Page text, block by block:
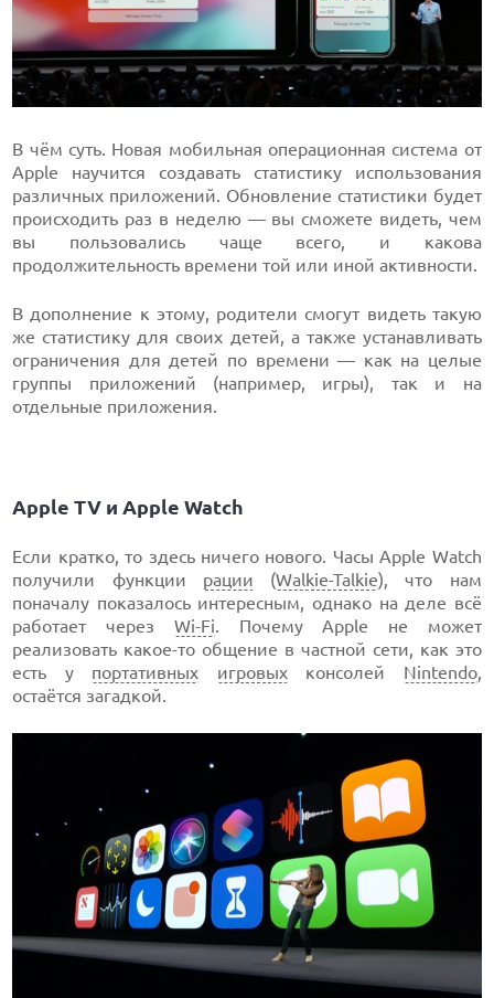
В чём суть. Новая мобильная операционная система от
Apple научится создавать статистику использования
различных приложений. Обновление статистики будет
происходить раз в неделю — вы сможете видеть, чем
вы пользовались чаще всего, и какова
продолжительность времени той или иной активности.
В дополнение к этому, родители смогут видеть такую
же статистику для своих детей, а также устанавливать
ограничения для детей по времени — как на целые
группы приложений (например, игры), так и на
отдельные приложения.
Apple TV и Apple Watch
Если кратко, то здесь ничего нового. Часы Apple Watch
получили функции рации (Walkie-Talkie), что нам
поначалу показалось интересным, однако на деле всё
работает через Wi-Fi. Почему Apple не может
реализовать какое-то общение в частной сети, как это
есть у портативных игровыхконсолей Nintendo,
остаётся загадкой.